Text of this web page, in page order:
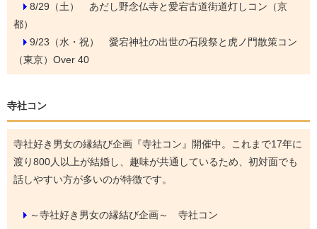
8/29（土） あだし野念仏寺と愛宕古道街道灯しコン（京
都）
9/23（水・祝） 愛宕神社の出世の石段祭と虎ノ門散策コン
（東京）Over 40
寺社コン
寺社好き男女の縁結び企画『寺社コン』開催中。これまで17年に
渡り800人以上が結婚し、趣味が共通しているため、初対面でも
話しやすい方が多いのが特徴です。
～寺社好き男女の縁結び企画～ 寺社コン